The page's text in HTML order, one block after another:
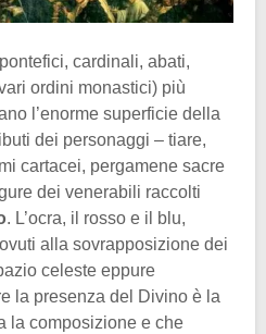
cardinali, abati,
ordini monastici) più
l’enorme superficie della
dei personaggi – tiare,
cartacei, pergamene sacre
dei venerabili raccolti
. L’ocra, il rosso e il blu,
alla sovrapposizione dei
celeste eppure
la presenza del Divino è la
la composizione e che